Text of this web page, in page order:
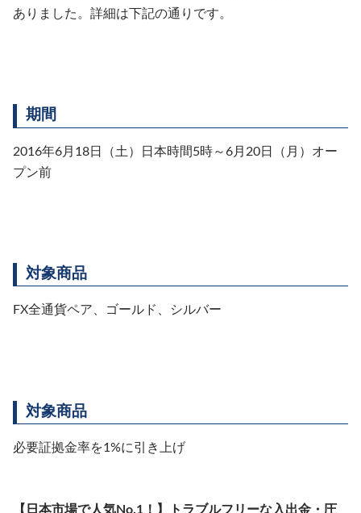
ありました。詳細は下記の通りです。
期間
2016年6月18日（土）日本時間5時～6月20日（月）オー
プン前
対象商品
FX全通貨ペア、ゴールド、シルバー
対象商品
必要証拠金率を1%に引き上げ
【日本市場で人気No.1！】トラブルフリーな入出金・圧